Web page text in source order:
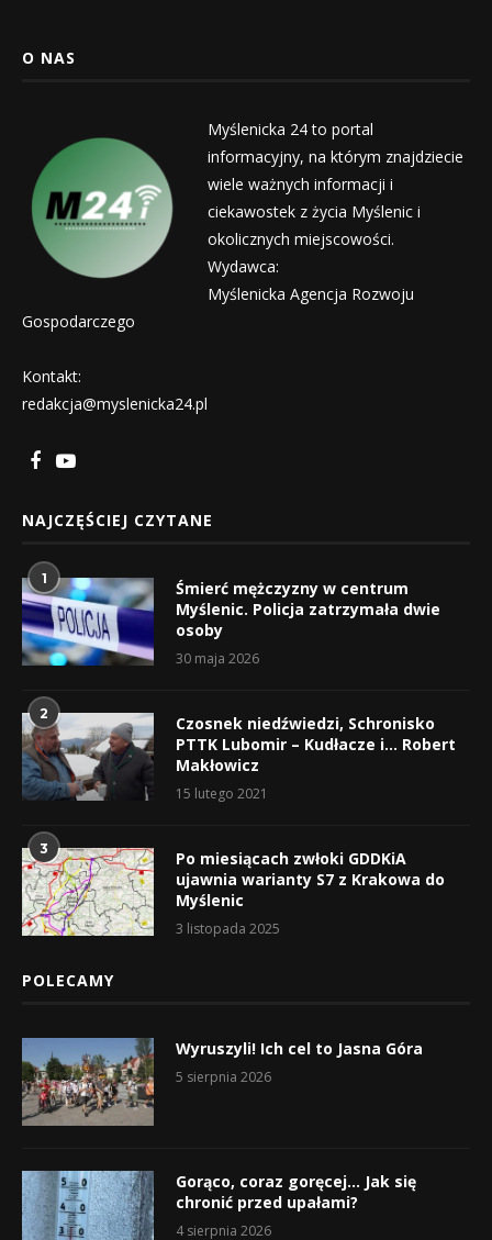
O NAS
Myślenicka 24 to portal
informacyjny, na którym znajdziecie
wiele ważnych informacji i
ciekawostek z życia Myślenic i
okolicznych miejscowości.
Wydawca:
Myślenicka Agencja Rozwoju
Gospodarczego
Kontakt:
redakcja@myslenicka24.pl
NAJCZĘŚCIEJ CZYTANE
1
Śmierć mężczyzny w centrum
Myślenic. Policja zatrzymała dwie
osoby
30 maja 2026
2
Czosnek niedźwiedzi, Schronisko
PTTK Lubomir – Kudłacze i… Robert
Makłowicz
15 lutego 2021
3
Po miesiącach zwłoki GDDKiA
ujawnia warianty S7 z Krakowa do
Myślenic
3 listopada 2025
POLECAMY
Wyruszyli! Ich cel to Jasna Góra
5 sierpnia 2026
Gorąco, coraz goręcej… Jak się
chronić przed upałami?
4 sierpnia 2026